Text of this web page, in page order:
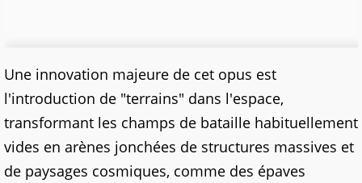
Une innovation majeure de cet opus est
l'introduction de "terrains" dans l'espace,
transformant les champs de bataille habituellement
vides en arènes jonchées de structures massives et
de paysages cosmiques, comme des épaves